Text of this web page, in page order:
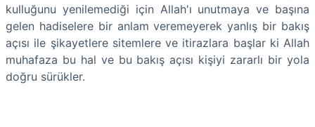
kulluğunu yenilemediği için Allah'ı unutmaya ve başına
gelen hadiselere bir anlam veremeyerek yanlış bir bakış
açısı ile şikayetlere sitemlere ve itirazlara başlar ki Allah
muhafaza bu hal ve bu bakış açısı kişiyi zararlı bir yola
doğru sürükler.